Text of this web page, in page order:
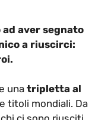
ad aver segnato
a riuscirci:
una tripletta al
titoli mondiali. Da